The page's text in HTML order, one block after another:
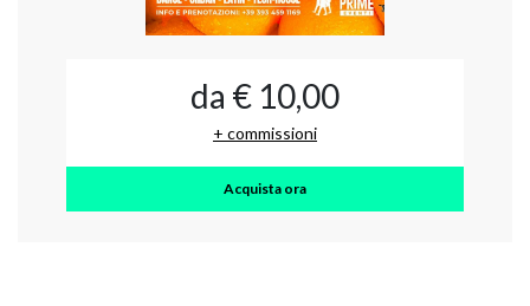
da € 10,00
+ commissioni
Acquista ora